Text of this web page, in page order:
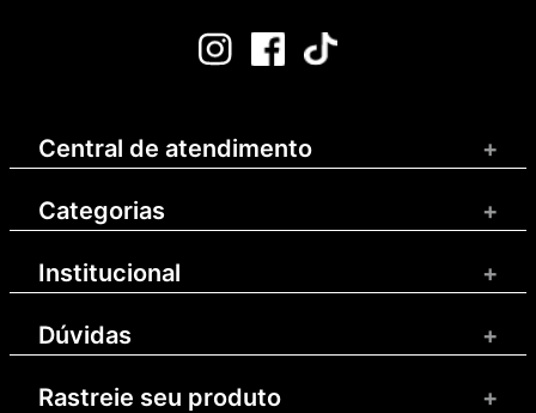
Central de atendimento +
Categorias +
Institucional +
Dúvidas +
Rastreie seu produto +